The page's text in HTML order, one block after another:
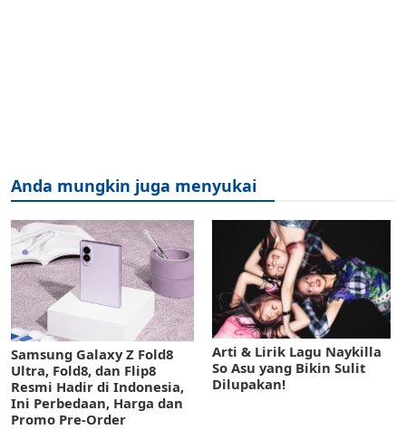
Anda mungkin juga menyukai
Samsung Galaxy Z Fold8
Ultra, Fold8, dan Flip8
Resmi Hadir di Indonesia,
Ini Perbedaan, Harga dan
Promo Pre-Order
Arti & Lirik Lagu Naykilla
So Asu yang Bikin Sulit
Dilupakan!